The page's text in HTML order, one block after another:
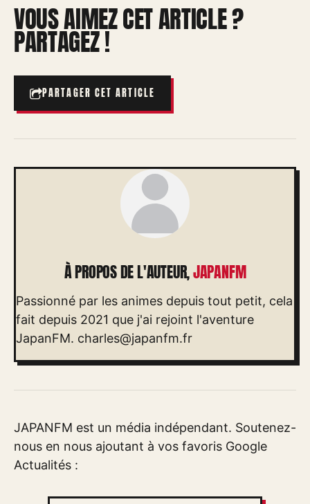
VOUS AIMEZ CET ARTICLE ?
PARTAGEZ !
PARTAGER CET ARTICLE
À PROPOS DE L'AUTEUR,JAPANFM
Passionné par les animes depuis tout petit, cela
fait depuis 2021 que j'ai rejoint l'aventure
JapanFM. charles@japanfm.fr
JAPANFM est un média indépendant. Soutenez-
nous en nous ajoutant à vos favoris Google
Actualités :